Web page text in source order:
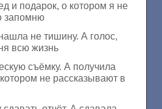
и подарок, о котором я не
запомню
не тишину. А голос,
всю жизнь
съёмку. А получила
не рассказывают в